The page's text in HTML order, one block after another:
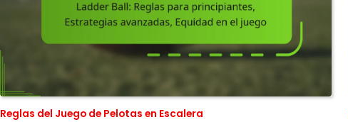
Reglas del Juego de Pelotas en Escalera